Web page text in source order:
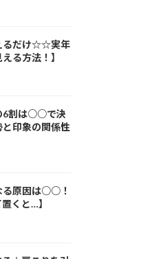
るだけ☆☆実年
る方法！】
6割は○○で決
と印象の関係性
る原因は○○！
くと…】